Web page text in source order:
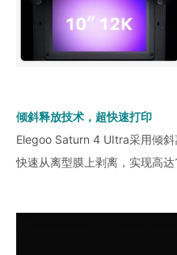
倾斜释放技术，超快速打印
Elegoo Saturn 4 UItra采用倾
快速从离型膜上剥离，实现高